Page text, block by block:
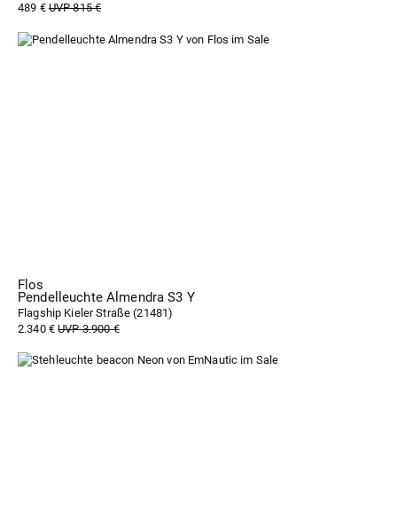
489 €UVP 815 €
Flos
Pendelleuchte Almendra S3 Y
Flagship Kieler Straße (21481)
2.340 €UVP 3.900 €